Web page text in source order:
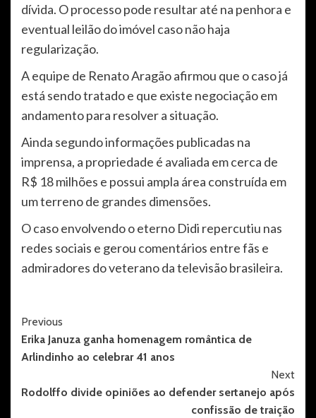
dívida. O processo pode resultar até na penhora e
eventual leilão do imóvel caso não haja
regularização.
A equipe de Renato Aragão afirmou que o caso já
está sendo tratado e que existe negociação em
andamento para resolver a situação.
Ainda segundo informações publicadas na
imprensa, a propriedade é avaliada em cerca de
R$ 18 milhões e possui ampla área construída em
um terreno de grandes dimensões.
O caso envolvendo o eterno Didi repercutiu nas
redes sociais e gerou comentários entre fãs e
admiradores do veterano da televisão brasileira.
Post
Navigation
Previous
Erika Januza ganha homenagem romântica de
Arlindinho ao celebrar 41 anos
Next
Rodolffo divide opiniões ao defender sertanejo após
confissão de traição